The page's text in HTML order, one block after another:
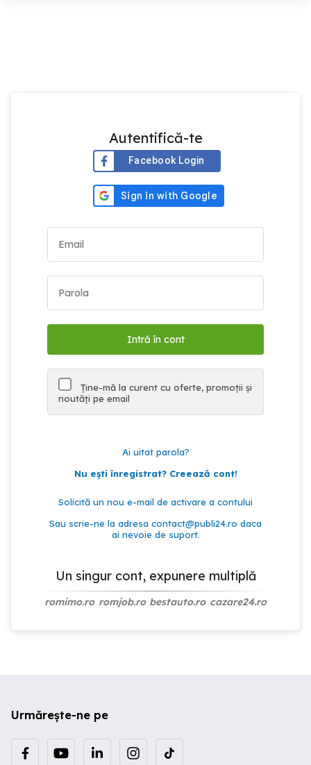
Autentifică-te
Facebook Login
Ține-mă la curent cu oferte, promoții și
noutăți pe email
Ai uitat parola?
Nu ești înregistrat? Creează cont!
Solicită un nou e-mail de activare a contului
Sau scrie-ne la adresa contact@publi24.ro daca
ai nevoie de suport.
Un singur cont, expunere multiplă
romimo.ro romjob.ro bestauto.ro cazare24.ro
Urmărește-ne pe